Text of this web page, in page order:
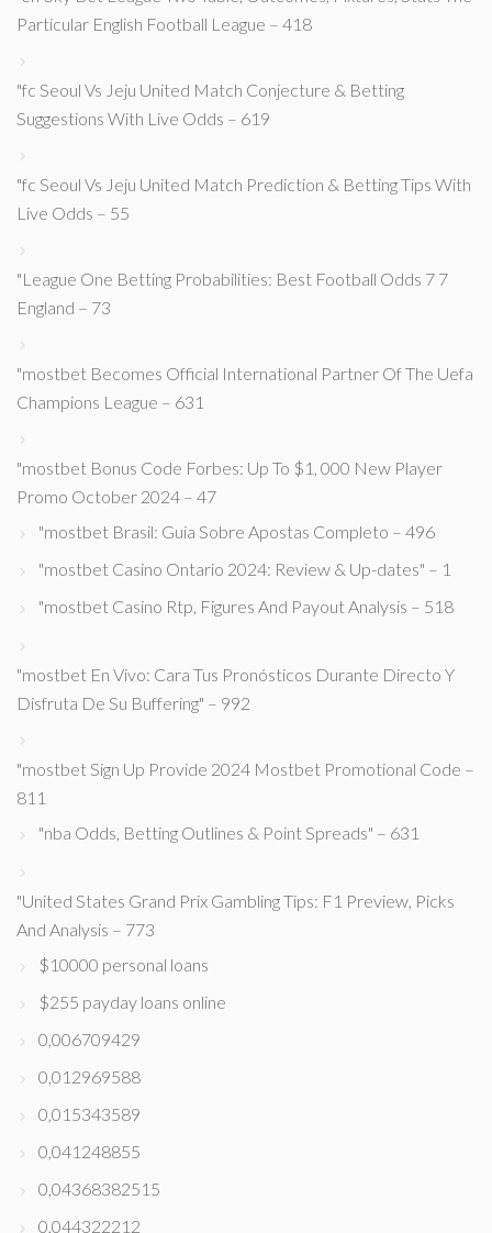
Particular English Football League – 418
"fc Seoul Vs Jeju United Match Conjecture & Betting
Suggestions With Live Odds – 619
"fc Seoul Vs Jeju United Match Prediction & Betting Tips With
Live Odds – 55
"League One Betting Probabilities: Best Football Odds 7 7
England – 73
"mostbet Becomes Official International Partner Of The Uefa
Champions League – 631
"mostbet Bonus Code Forbes: Up To $1, 000 New Player
Promo October 2024 – 47
"mostbet Brasil: Guia Sobre Apostas Completo – 496
"mostbet Casino Ontario 2024: Review & Up-dates" – 1
"mostbet Casino Rtp, Figures And Payout Analysis – 518
"mostbet En Vivo: Cara Tus Pronósticos Durante Directo Y
Disfruta De Su Buffering" – 992
"mostbet Sign Up Provide 2024 Mostbet Promotional Code –
811
"nba Odds, Betting Outlines & Point Spreads" – 631
"United States Grand Prix Gambling Tips: F1 Preview, Picks
And Analysis – 773
$10000 personal loans
$255 payday loans online
0,006709429
0,012969588
0,015343589
0,041248855
0,04368382515
0,044322212